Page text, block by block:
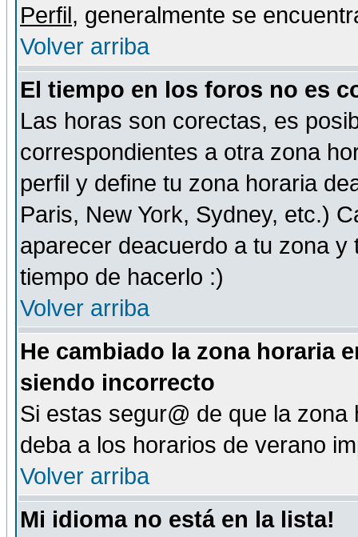
Perfil, generalmente se
Volver arriba
El tiempo en los foros no es
Las horas son corectas, es
correspondientes a otra zona
perfil y define tu zona horaria
Paris, New York, Sydney, etc.)
aparecer deacuerdo a tu zona
tiempo de hacerlo :)
Volver arriba
He cambiado la zona horaria
siendo incorrecto
Si estas segur@ de que la
deba a los horarios de verano
Volver arriba
Mi idioma no está en la lista!